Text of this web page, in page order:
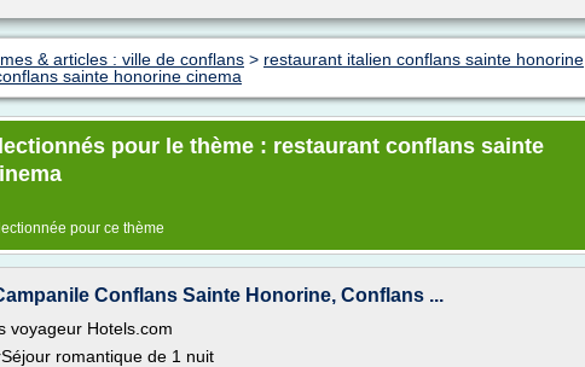
& articles : ville de conflans > restaurant italien conflans sainte honorine
sainte honorine cinema
pour le thème : restaurant conflans sainte
pour ce thème
Conflans Sainte Honorine, Conflans ...
voyageur Hotels.com
romantique de 1 nuit